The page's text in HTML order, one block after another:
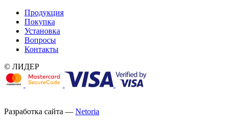
Продукция
Покупка
Установка
Вопросы
Контакты
© ЛИДЕР
Разработка сайта — Netoria